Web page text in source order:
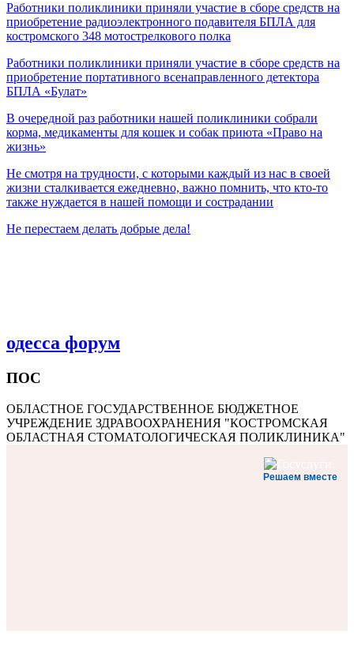
Работники поликлиники приняли участие в сборе средств на
приобретение радиоэлектронного подавителя БПЛА для
костромского 348 мотострелкового полка
Работники поликлиники приняли участие в сборе средств на
приобретение портативного всенаправленного детектора
БПЛА «Булат»
В очередной раз работники нашей поликлиники собрали
корма, медикаменты для кошек и собак приюта «Право на
жизнь»
Не смотря на трудности, с которыми каждый из нас в своей
жизни сталкивается ежедневно, важно помнить, что кто-то
также нуждается в нашей помощи и сострадании
Не перестаем делать добрые дела!
одесса форум
ПОС
ОБЛАСТНОЕ ГОСУДАРСТВЕННОЕ БЮДЖЕТНОЕ
УЧРЕЖДЕНИЕ ЗДРАВООХРАНЕНИЯ "КОСТРОМСКАЯ
ОБЛАСТНАЯ СТОМАТОЛОГИЧЕСКАЯ ПОЛИКЛИНИКА"
Решаем вместе